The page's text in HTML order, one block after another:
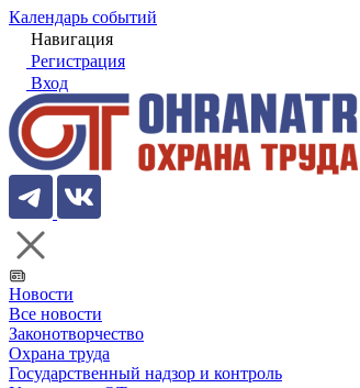
Календарь событий
Навигация
Регистрация
Вход
Новости
Все новости
Законотворчество
Охрана труда
Государственный надзор и контроль